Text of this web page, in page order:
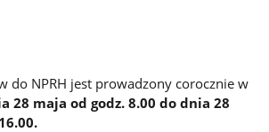
do NPRH jest prowadzony corocznie w
28 maja od godz. 8.00 do dnia 28